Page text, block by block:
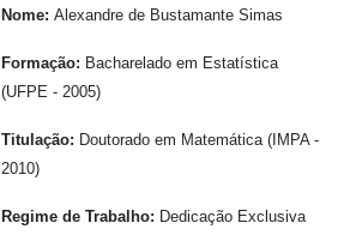
Nome: Alexandre de Bustamante Simas
Formação: Bacharelado em Estatística
(UFPE - 2005)
Titulação: Doutorado em Matemática (IMPA -
2010)
Regime de Trabalho: Dedicação Exclusiva